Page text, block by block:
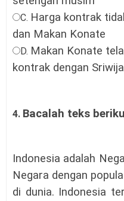
C. Harga kontrak
dan Makan Konate
D. Makan Konate
kontrak dengan
4. Bacalah teks
Indonesia adalah
Negara dengan
di dunia. Indonesia